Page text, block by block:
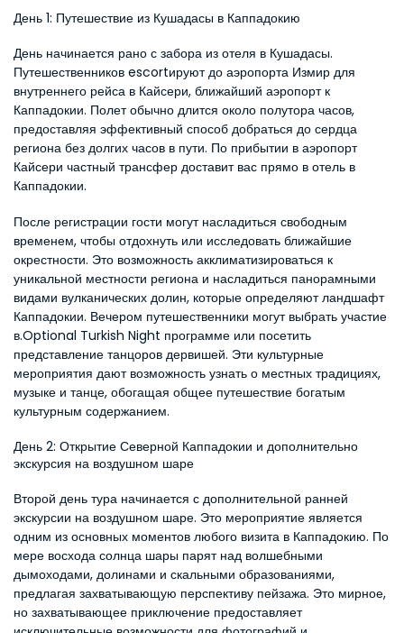
День 1: Путешествие из Кушадасы в Каппадокию
День начинается рано с забора из отеля в Кушадасы.
Путешественников escortируют до аэропорта Измир для
внутреннего рейса в Кайсери, ближайший аэропорт к
Каппадокии. Полет обычно длится около полутора часов,
предоставляя эффективный способ добраться до сердца
региона без долгих часов в пути. По прибытии в аэропорт
Кайсери частный трансфер доставит вас прямо в отель в
Каппадокии.
После регистрации гости могут насладиться свободным
временем, чтобы отдохнуть или исследовать ближайшие
окрестности. Это возможность акклиматизироваться к
уникальной местности региона и насладиться панорамными
видами вулканических долин, которые определяют ландшафт
Каппадокии. Вечером путешественники могут выбрать участие
в.Optional Turkish Night программе или посетить
представление танцоров дервишей. Эти культурные
мероприятия дают возможность узнать о местных традициях,
музыке и танце, обогащая общее путешествие богатым
культурным содержанием.
День 2: Открытие Северной Каппадокии и дополнительно
экскурсия на воздушном шаре
Второй день тура начинается с дополнительной ранней
экскурсии на воздушном шаре. Это мероприятие является
одним из основных моментов любого визита в Каппадокию. По
мере восхода солнца шары парят над волшебными
дымоходами, долинами и скальными образованиями,
предлагая захватывающую перспективу пейзажа. Это мирное,
но захватывающее приключение предоставляет